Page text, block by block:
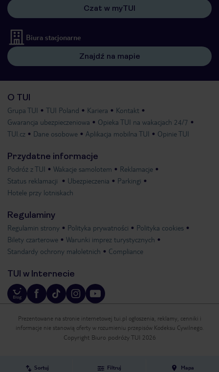
Sortuj Filtruj Mapa
Czat w myTUI
Biura stacjonarne
Znajdź na mapie
O TUI
Grupa TUI TUI Poland Kariera
Kontakt
Gwarancja ubezpieczeniowa
Opieka TUI na wakacjach 24/7
TUI.cz
Dane osobowe Aplikacja mobilna TUI Opinie TUI
Przydatne informacje
Podróż z TUI Wakacje samolotem
Reklamacje
Status reklamacji
Ubezpieczenia
Parkingi
Hotele przy lotniskach
Regulaminy
Regulamin strony Polityka prywatności
Polityka cookies
Bilety czarterowe
Warunki imprez turystycznych
Standardy ochrony małoletnich
Compliance
TUI w Internecie
Prezentowane na stronie internetowej tui.pl ogłoszenia, reklamy, cenniki i
informacje nie stanowią oferty w rozumieniu przepisów Kodeksu Cywilnego.
Copyright Biuro podróży TUI 2026